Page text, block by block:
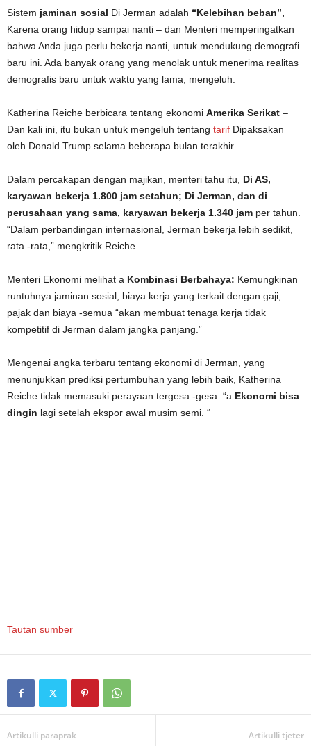
Sistem jaminan sosial Di Jerman adalah “Kelebihan beban”,
Karena orang hidup sampai nanti – dan Menteri memperingatkan
bahwa Anda juga perlu bekerja nanti, untuk mendukung demografi
baru ini. Ada banyak orang yang menolak untuk menerima realitas
demografis baru untuk waktu yang lama, mengeluh.
Katherina Reiche berbicara tentang ekonomi Amerika Serikat –
Dan kali ini, itu bukan untuk mengeluh tentang tarif Dipaksakan
oleh Donald Trump selama beberapa bulan terakhir.
Dalam percakapan dengan majikan, menteri tahu itu, Di AS,
karyawan bekerja 1.800 jam setahun; Di Jerman, dan di
perusahaan yang sama, karyawan bekerja 1.340 jam per tahun.
“Dalam perbandingan internasional, Jerman bekerja lebih sedikit,
rata -rata,” mengkritik Reiche.
Menteri Ekonomi melihat a Kombinasi Berbahaya: Kemungkinan
runtuhnya jaminan sosial, biaya kerja yang terkait dengan gaji,
pajak dan biaya -semua “akan membuat tenaga kerja tidak
kompetitif di Jerman dalam jangka panjang.”
Mengenai angka terbaru tentang ekonomi di Jerman, yang
menunjukkan prediksi pertumbuhan yang lebih baik, Katherina
Reiche tidak memasuki perayaan tergesa -gesa: “a Ekonomi bisa
dingin lagi setelah ekspor awal musim semi. “
Tautan sumber
Artikulli paraprak Artikulli tjetër